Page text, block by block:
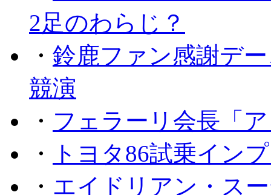
2足のわらじ？
・ 鈴鹿ファン感謝デ
競演
・ フェラーリ会長「
・
トヨタ86試乗イン
・ エイドリアン・ス